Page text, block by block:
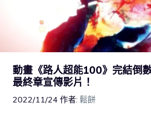
動畫《路人超能100》完結倒
最終章宣傳影片！
2022/11/24 作者: 鬆餅